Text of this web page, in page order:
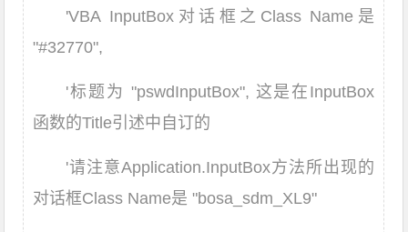
'VBA InputBox对话框之Class Name是
"#32770",
'标题为 "pswdInputBox", 这是在InputBox
函数的Title引述中自订的
'请注意Application.InputBox方法所出现的
对话框Class Name是 "bosa_sdm_XL9"